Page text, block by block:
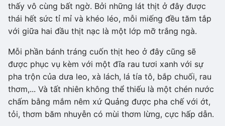
thấy vô cùng bất ngờ. Bởi những lát thịt ở đây được
thái hết sức tỉ mỉ và khéo léo, mỗi miếng đều tăm tắp
với giữa hai đầu thịt nạc là một lớp mỡ trắng ngà.
Mỗi phần bánh tráng cuốn thịt heo ở đây cũng sẽ
được phục vụ kèm với một đĩa rau tươi xanh với sự
pha trộn của dưa leo, xà lách, lá tía tô, bắp chuối, rau
thơm,... Và tất nhiên không thể thiếu là một chén nước
chấm bằng mắm nêm xứ Quảng được pha chế với ớt,
tỏi, thơm băm nhuyễn có mùi thơm lừng, cực hấp dẫn.